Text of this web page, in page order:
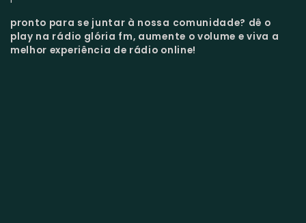
pronto para se juntar à nossa comunidade? dê o
play na rádio glória fm, aumente o volume e viva a
melhor experiência de rádio online!